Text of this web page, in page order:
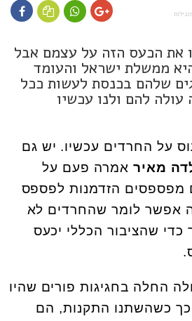
את הכעס הזה על עצמם אבל
ממשלת ישראל והעומד
שלהם בכנסת לעשות ככל
להם ולנו עכשיו
על החרדים עכשיו. יש גם
מאיר אמרה פעם על
מפספסים הזדמנות לפספס
אפשר לומר שהחרדים לא
שהציבור הכללי יכעס
החלה בחגיגות פורים שהיו
כשהשתנו התקנות, הם